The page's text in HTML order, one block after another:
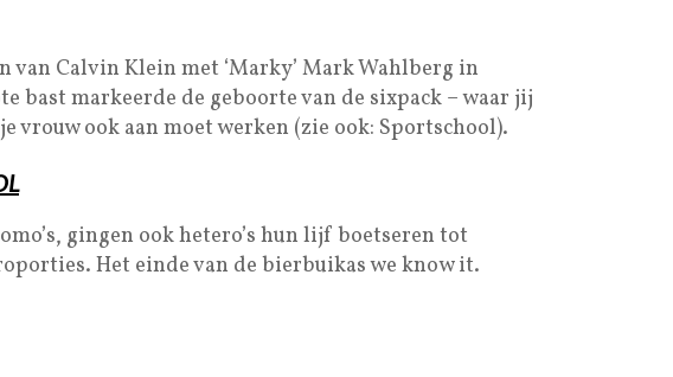
van Calvin Klein met ‘Marky’ Mark Wahlberg in
bast markeerde de geboorte van de sixpack – waar jij
vrouw ook aan moet werken (zie ook: Sportschool).
gingen ook hetero’s hun lijf boetseren tot
Het einde van de bierbuikas we know it.